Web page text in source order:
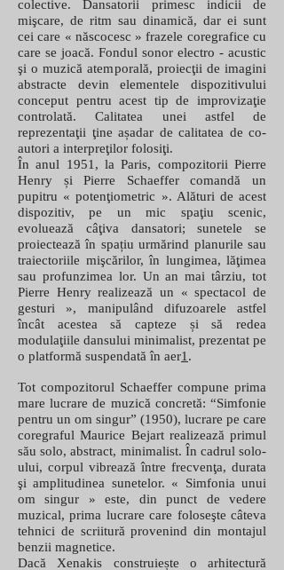
colective. Dansatorii primesc indicii de
mişcare, de ritm sau dinamică, dar ei sunt
cei care « născocesc » frazele coregrafice cu
care se joacă. Fondul sonor electro - acustic
şi o muzică atemporală, proiecţii de imagini
abstracte devin elementele dispozitivului
conceput pentru acest tip de improvizaţie
controlată. Calitatea unei astfel de
reprezentaţii ţine așadar de calitatea de co-
autori a interpreţilor folosiţi.
În anul 1951, la Paris, compozitorii Pierre
Henry și Pierre Schaeffer comandă un
pupitru « potenţiometric ». Alături de acest
dispozitiv, pe un mic spaţiu scenic,
evoluează câţiva dansatori; sunetele se
proiectează în spațiu urmărind planurile sau
traiectoriile mişcărilor, în lungimea, lăţimea
sau profunzimea lor. Un an mai târziu, tot
Pierre Henry realizează un « spectacol de
gesturi », manipulând difuzoarele astfel
încât acestea să capteze și să redea
modulaţiile dansului minimalist, prezentat pe
o platformă suspendată în aer1 .
Tot compozitorul Schaeffer compune prima
mare lucrare de muzică concretă: “Simfonie
pentru un om singur” (1950), lucrare pe care
coregraful Maurice Bejart realizează primul
său solo, abstract, minimalist. În cadrul solo-
ului, corpul vibrează între frecvenţa, durata
şi amplitudinea sunetelor. « Simfonia unui
om singur » este, din punct de vedere
muzical, prima lucrare care foloseşte câteva
tehnici de scriitură provenind din montajul
benzii magnetice.
Dacă Xenakis construiește o arhitectură